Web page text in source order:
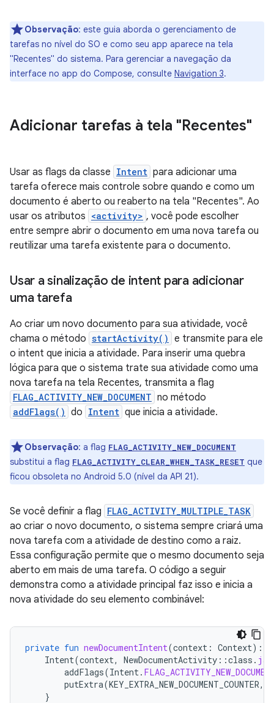
Observação: este guia aborda o gerenciamento de
tarefas no nível do SO e como seu app aparece na tela
"Recentes" do sistema. Para gerenciar a navegação da
interface no app do Compose, consulte Navigation 3.
Adicionar tarefas à tela "Recentes"
Usar as flags da classe Intent para adicionar uma
tarefa oferece mais controle sobre quando e como um
documento é aberto ou reaberto na tela "Recentes". Ao
usar os atributos <activity> , você pode escolher
entre sempre abrir o documento em uma nova tarefa ou
reutilizar uma tarefa existente para o documento.
Usar a sinalização de intent para adicionar
uma tarefa
Ao criar um novo documento para sua atividade, você
chama o método startActivity() e transmite para ele
o intent que inicia a atividade. Para inserir uma quebra
lógica para que o sistema trate sua atividade como uma
nova tarefa na tela Recentes, transmita a flag
FLAG_ACTIVITY_NEW_DOCUMENT no método
addFlags() do Intent que inicia a atividade.
Observação: a flag FLAG_ACTIVITY_NEW_DOCUMENT
substitui a flag FLAG_ACTIVITY_CLEAR_WHEN_TASK_RESET que
ficou obsoleta no Android 5.0 (nível da API 21).
Se você definir a flag FLAG_ACTIVITY_MULTIPLE_TASK
ao criar o novo documento, o sistema sempre criará uma
nova tarefa com a atividade de destino como a raiz.
Essa configuração permite que o mesmo documento seja
aberto em mais de uma tarefa. O código a seguir
demonstra como a atividade principal faz isso e inicia a
nova atividade do seu elemento combinável:
private fun newDocumentIntent(context : Context):
Intent(context, NewDocumentActivity ::class .
addFlags(Intent .
putExtra(KEY_EXTRA_NEW_DOCUMENT_COUNTER,
}